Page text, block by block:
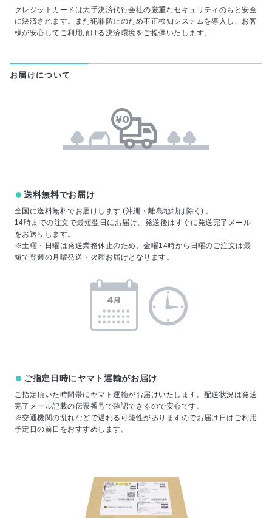
クレジットカードは大手決済代行会社の厳重なセキュリティのもと安全
に決済されます。また犯罪防止のため不正検知システムを導入し、お客
様が安心してご利用頂ける決済環境をご提供いたします。
お届けについて
送料無料でお届け
全国に送料無料でお届けします (沖縄・離島地域は除く) 。
14時までの注文で最短翌日にお届け、発送後はすぐに発送完了メール
をお送りします。
※土曜・日曜は発送業務休止のため、金曜14時から日曜のご注文は最
短で翌週の月曜発送・火曜お届けとなります。
ご指定日時にヤマト運輸がお届け
ご指定頂いた時間帯にヤマト運輸がお届けいたします。配送状況は発送
完了メール記載の伝票番号で確認できるので安心です。
※交通機関の乱れなどで遅れる可能性がありますのでお届け日はご利用
予定日の前日をおすすめします。